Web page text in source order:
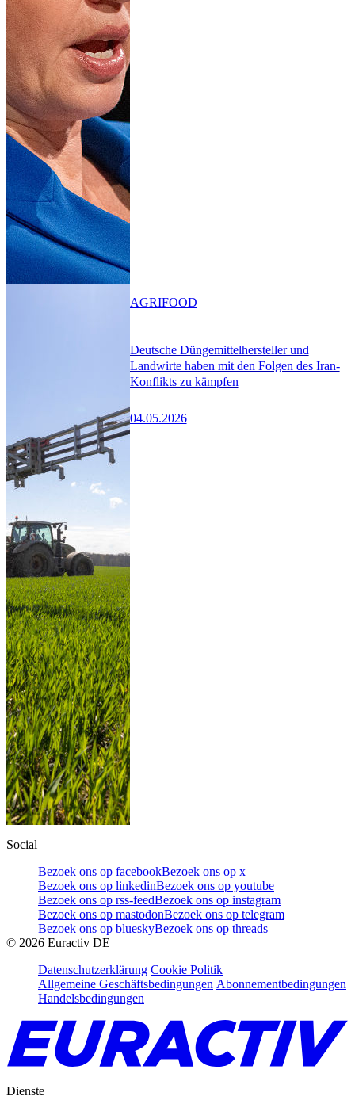
Deutsche Düngemittelhersteller und
Landwirte haben mit den Folgen des Iran-
Konflikts zu kämpfen
04.05.2026
AGRIFOOD
Social
Bezoek ons op facebookBezoek ons op x
Bezoek ons op linkedinBezoek ons op youtube
Bezoek ons op rss-feedBezoek ons op instagram
Bezoek ons op mastodonBezoek ons op telegram
Bezoek ons op blueskyBezoek ons op threads
© 2026 Euractiv DE
Datenschutzerklärung Cookie Politik
Allgemeine Geschäftsbedingungen Abonnementbedingungen
Handelsbedingungen
Dienste